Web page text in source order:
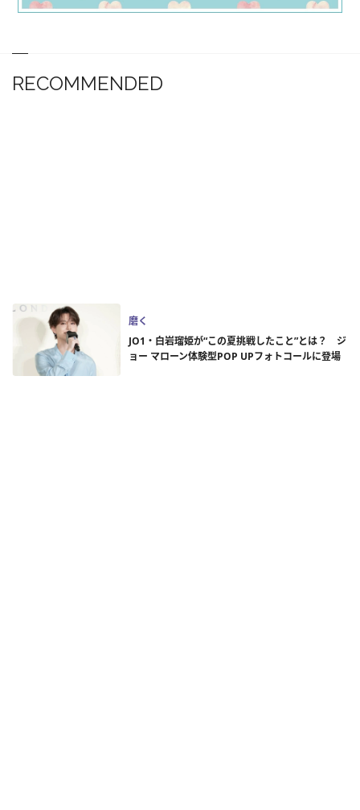
RECOMMENDED
磨く
JO1・白岩瑠姫が“この夏挑戦したこと”とは？ ジ
ョー マローン体験型POP UPフォトコールに登場